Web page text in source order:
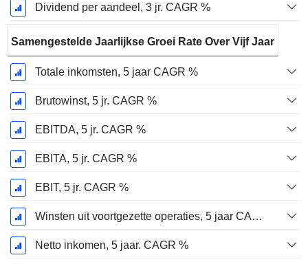
Dividend per aandeel, 3 jr. CAGR %
Samengestelde Jaarlijkse Groei Rate Over Vijf Jaar
Totale inkomsten, 5 jaar CAGR %
Brutowinst, 5 jr. CAGR %
EBITDA, 5 jr. CAGR %
EBITA, 5 jr. CAGR %
EBIT, 5 jr. CAGR %
Winsten uit voortgezette operaties, 5 jaar CAGR %
Netto inkomen, 5 jaar. CAGR %